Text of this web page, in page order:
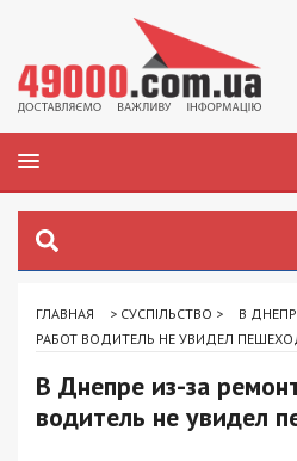
ГЛАВНАЯ > СУСПІЛЬСТВО >
В
РАБОТ ВОДИТЕЛЬ НЕ УВИДЕЛ
В Днепре из-за
водитель не увидел